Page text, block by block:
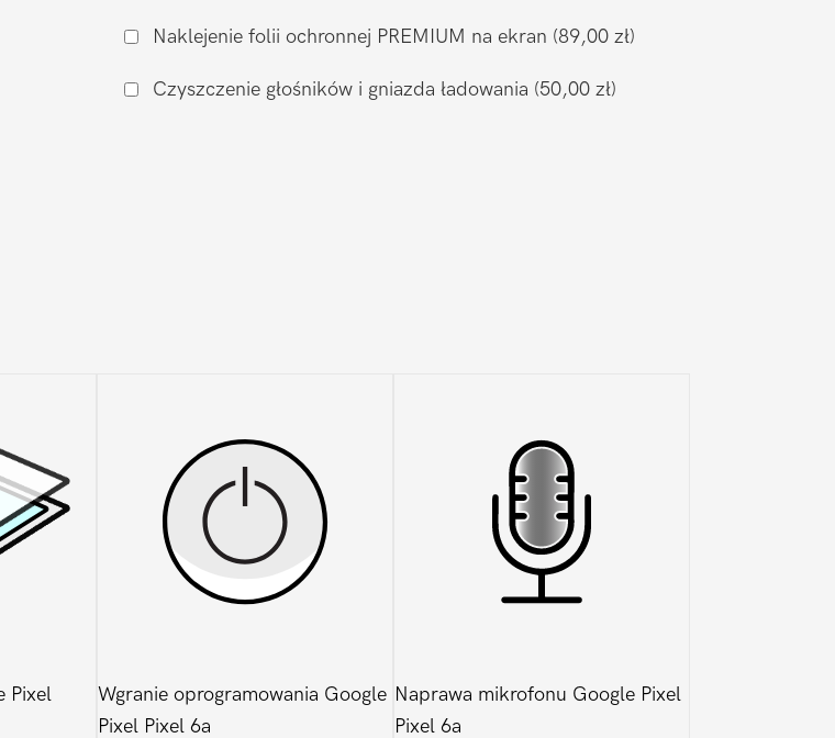
oryginalną
Naklejenie folii ochronnej PREMIUM na ekran (89,00 zł)
Czyszczenie głośników i gniazda ładowania (50,00 zł)
Pixel
Wgranie oprogramowania Google
Pixel Pixel 6a
Naprawa mikrofonu Google Pixel
Pixel 6a